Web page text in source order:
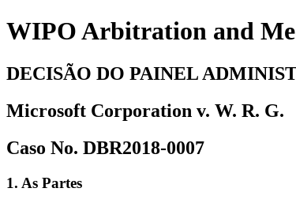
WIPO Arbitration and
DECISÃO DO PAINEL
Microsoft Corporation v. W. R. G.
Caso No. DBR2018-0007
1. As Partes